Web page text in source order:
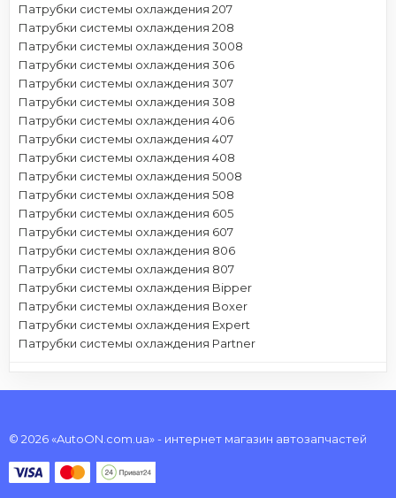
Патрубки системы охлаждения 207
Патрубки системы охлаждения 208
Патрубки системы охлаждения 3008
Патрубки системы охлаждения 306
Патрубки системы охлаждения 307
Патрубки системы охлаждения 308
Патрубки системы охлаждения 406
Патрубки системы охлаждения 407
Патрубки системы охлаждения 408
Патрубки системы охлаждения 5008
Патрубки системы охлаждения 508
Патрубки системы охлаждения 605
Патрубки системы охлаждения 607
Патрубки системы охлаждения 806
Патрубки системы охлаждения 807
Патрубки системы охлаждения Bipper
Патрубки системы охлаждения Boxer
Патрубки системы охлаждения Expert
Патрубки системы охлаждения Partner
© 2026 «AutoON.com.ua» - интернет магазин автозапчастей